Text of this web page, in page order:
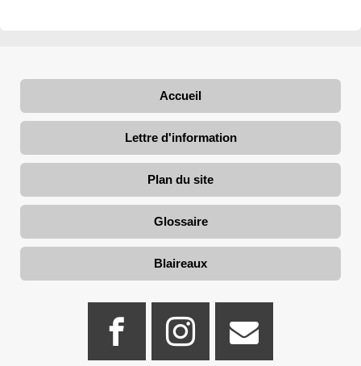
Accueil
Lettre d'information
Plan du site
Glossaire
Blaireaux